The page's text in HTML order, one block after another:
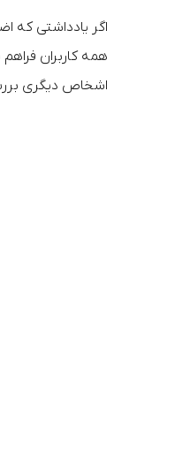
اگر یادداشتی که
همه کاربران
اشخاص دیگری